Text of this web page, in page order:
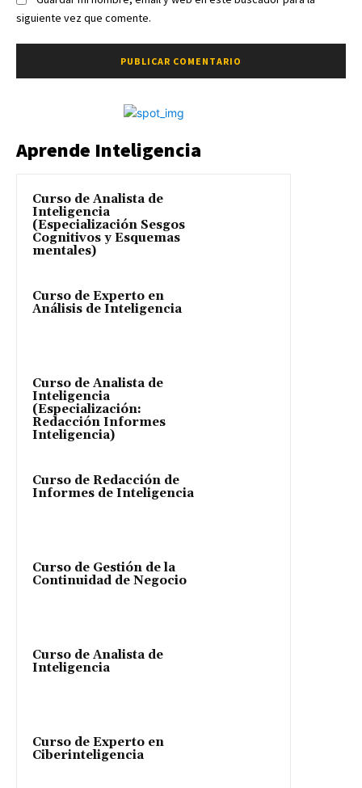
siguiente vez que comente.
Aprende Inteligencia
Curso de Analista de
Inteligencia
(Especialización Sesgos
Cognitivos y Esquemas
mentales)
Curso de Experto en
Análisis de Inteligencia
Curso de Analista de
Inteligencia
(Especialización:
Redacción Informes
Inteligencia)
Curso de Redacción de
Informes de Inteligencia
Curso de Gestión de la
Continuidad de Negocio
Curso de Analista de
Inteligencia
Curso de Experto en
Ciberinteligencia